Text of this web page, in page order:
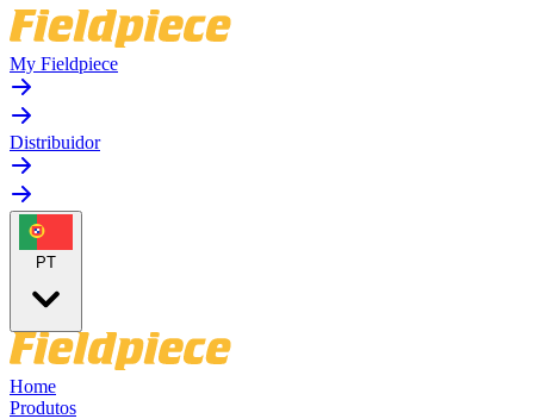
My Fieldpiece
Distribuidor
PT
Home
Produtos